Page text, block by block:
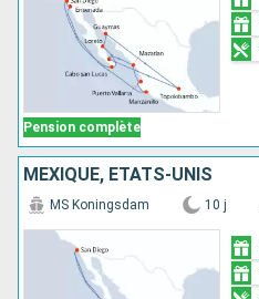
Pension complète
MEXIQUE, ÉTATS-UNIS
MS Koningsdam 10 j